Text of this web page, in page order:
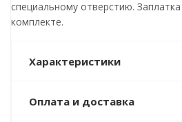
специальному отверстию.
комплекте.
Характеристики
Оплата и доставка